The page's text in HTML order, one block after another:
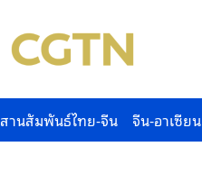
สานสัมพันธ์ไทย-จีน จีน-อาเซียน